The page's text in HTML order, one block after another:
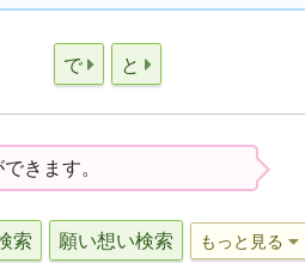
で と
きます。
索 願い想い検索 もっと見る